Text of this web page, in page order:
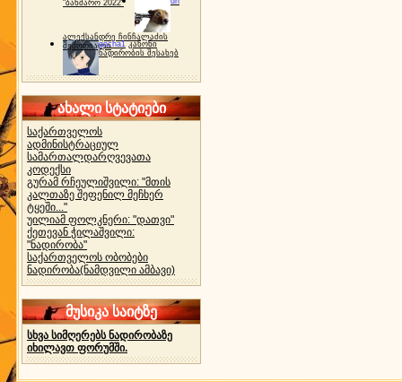
"ბახმარო 2022"
ალექსანდრე ჩინჩალაძის
მემორიალიgocha1 კანონი
ნადირობის შესახებ
ახალი სტატიები
საქართველოს
ადმინისტრაციულ
სამართალდარღვევათა
კოდექსი
გურამ რჩეულიშვილი: "მთის
კალთაზე შეფენილ მეჩხერ
ტყეში..."
უილიამ ფოლკნერი: "დათვი"
ქეთევან ჭილაშვილი:
"ნადირობა"
საქართველოს ობობები
ნადირობა(ნამდვილი ამბავი)
მუსიკა საიტზე
სხვა სიმღერებს ნადირობაზე
იხილავთ ფორუმში.